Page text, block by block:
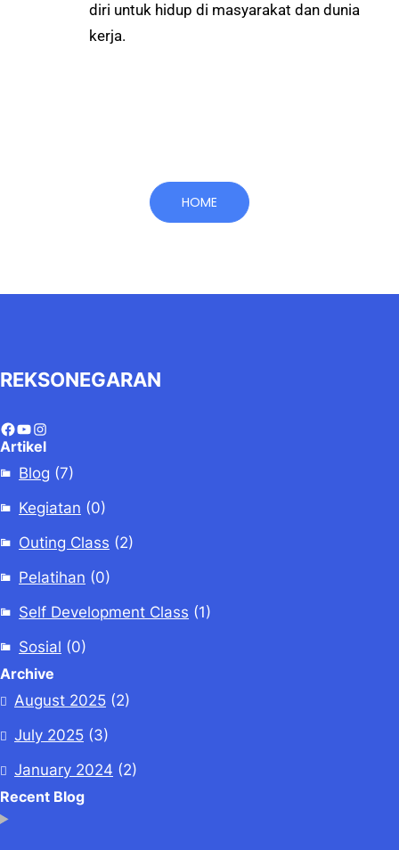
diri untuk hidup di masyarakat dan dunia
kerja.
HOME
REKSONEGARAN
Artikel
Blog (7)
Kegiatan (0)
Outing Class (2)
Pelatihan (0)
Self Development Class (1)
Sosial (0)
Archive
August 2025 (2)
July 2025 (3)
January 2024 (2)
Recent Blog